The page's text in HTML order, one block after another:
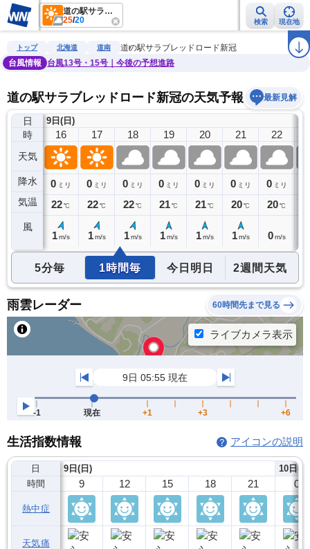
道の駅サラブレッドロード新冠
25/20 検索 現在地
雨雲レーダー 台風情報 地震情報 警報・注意報 ラ
トップ 北海道 道南
道の駅サラブレッドロード新冠
台風情報
台風13号・15号｜今後の予想進路
道の駅サラブレッドロード新冠の天気予報 最新見解
日
時
天気
降水
気温
風
9日(日)
15
0ミリ
23℃
16
0 ミリ
22℃
1 m/s
17
0 ミリ
22℃
1 m/s
18
0 ミリ
22℃
1 m/s
19
0 ミリ
21℃
1 m/s
20
0 ミリ
21℃
1 m/s
21
0 ミリ
20℃
1 m/s
22
0 ミリ
20℃
0 m/s
5分毎 1時間毎 今日明日 2週間天気
雨雲レーダー 60時間先まで見る
生活指数情報 アイコンの説明
日
時間
熱中症
天気痛
9日(日)
9 12 15 18 21
10日(
0